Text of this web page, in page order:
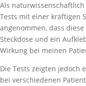
Als
Tests mit einer kräftigen
angenommen, dass
Steckdose und ein
Wirkung bei meinen
Die Tests zeigten jedoch
bei verschiedenen